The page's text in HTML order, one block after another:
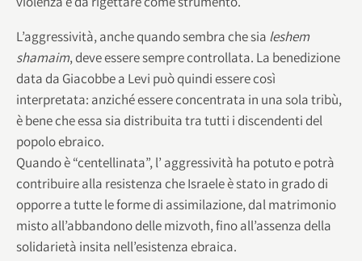
L’aggressività, anche quando sembra che sia leshem
shamaim, deve essere sempre controllata. La benedizione
data da Giacobbe a Levi può quindi essere così
interpretata: anziché essere concentrata in una sola tribù,
è bene che essa sia distribuita tra tutti i discendenti del
popolo ebraico.
Quando è “centellinata”, l’ aggressività ha potuto e potrà
contribuire alla resistenza che Israele è stato in grado di
opporre a tutte le forme di assimilazione, dal matrimonio
misto all’abbandono delle mizvoth, fino all’assenza della
solidarietà insita nell’esistenza ebraica.